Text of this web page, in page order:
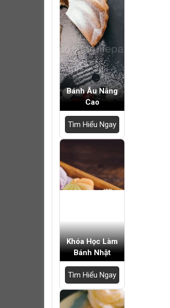
Bánh Âu Nâng
Cao
Tìm Hiểu Ngay
Khóa Học Làm
Bánh Nhật
Tìm Hiểu Ngay